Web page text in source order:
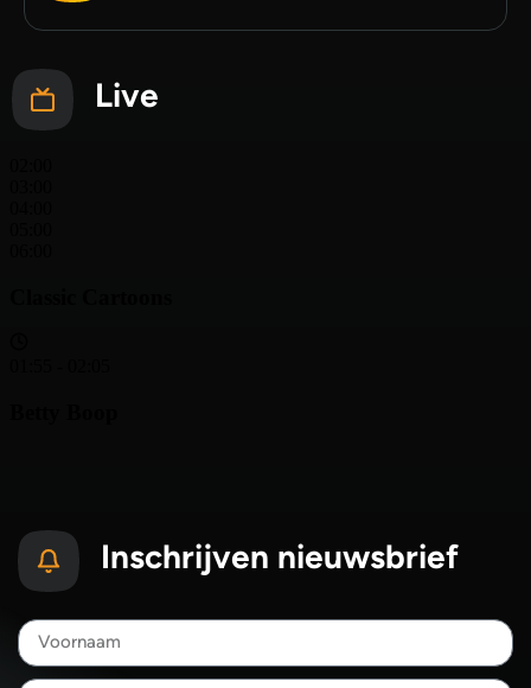
Live
Inschrijven nieuwsbrief